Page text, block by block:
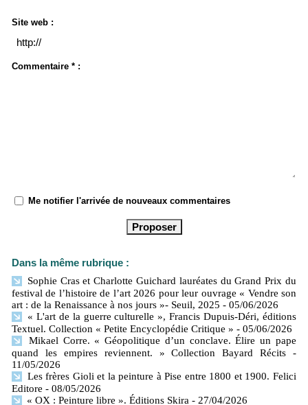
Site web :
Commentaire * :
Me notifier l'arrivée de nouveaux commentaires
Dans la même rubrique :
Sophie Cras et Charlotte Guichard lauréates du Grand Prix du
festival de l’histoire de l’art 2026 pour leur ouvrage « Vendre son
art : de la Renaissance à nos jours »- Seuil, 2025 - 05/06/2026
« L'art de la guerre culturelle », Francis Dupuis-Déri, éditions
Textuel. Collection « Petite Encyclopédie Critique » - 05/06/2026
Mikael Corre. « Géopolitique d’un conclave. Élire un pape
quand les empires reviennent. » Collection Bayard Récits
-
11/05/2026
Les frères Gioli et la peinture à Pise entre 1800 et 1900. Felici
Editore - 08/05/2026
« OX : Peinture libre ». Éditions Skira - 27/04/2026